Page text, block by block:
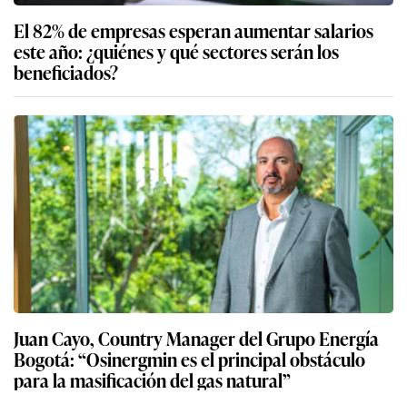
El 82% de empresas esperan aumentar salarios
este año: ¿quiénes y qué sectores serán los
beneficiados?
Juan Cayo, Country Manager del Grupo Energía
Bogotá: “Osinergmin es el principal obstáculo
para la masificación del gas natural”